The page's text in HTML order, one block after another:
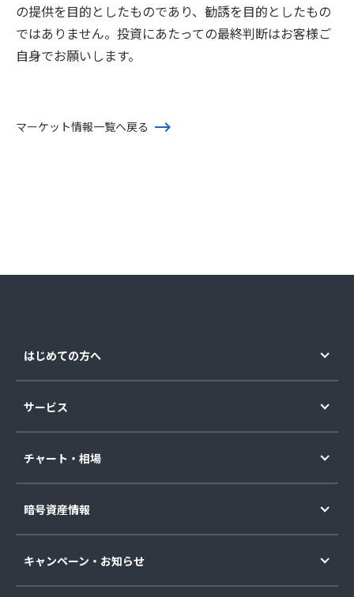
の提供を目的としたものであり、勧誘を目的としたもの
ではありません。投資にあたっての最終判断はお客様ご
自身でお願いします。
マーケット情報一覧へ戻る
はじめての方へ
サービス
チャート・相場
暗号資産情報
キャンペーン・お知らせ